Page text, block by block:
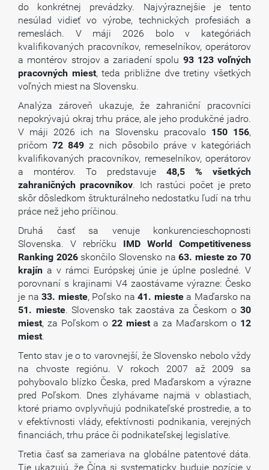
do konkrétnej prevádzky. Najvýraznejšie je tento
nesúlad vidieť vo výrobe, technických profesiách a
remeslách. V máji 2026 bolo v kategóriách
kvalifikovaných pracovníkov, remeselníkov, operátorov
a montérov strojov a zariadení spolu 93 123 voľných
pracovných miest, teda približne dve tretiny všetkých
voľných miest na Slovensku.
Analýza zároveň ukazuje, že zahraniční pracovníci
nepokrývajú okraj trhu práce, ale jeho produkčné jadro.
V máji 2026 ich na Slovensku pracovalo 150 156,
pričom72 849 z nich pôsobilo práve v kategóriách
kvalifikovaných pracovníkov, remeselníkov, operátorov
a montérov. To predstavuje 48,5 % všetkých
zahraničných pracovníkov. Ich rastúci počet je preto
skôr dôsledkom štrukturálneho nedostatku ľudí na trhu
práce než jeho príčinou.
Druhá časť sa venuje konkurencieschopnosti
Slovenska. V rebríčku IMD World Competitiveness
Ranking 2026skončilo Slovensko na63. mieste zo 70
krajín a v rámci Európskej únie je úplne posledné. V
porovnaní s krajinami V4 zaostávame výrazne: Česko
je na 33. mieste, Poľsko na 41. miestea Maďarsko na
51. mieste. Slovensko tak zaostáva za Českom o 30
miest, za Poľskom o 22 miesta za Maďarskom o 12
miest.
Tento stav je o to varovnejší, že Slovensko nebolo vždy
na chvoste regiónu. V rokoch 2007 až 2009 sa
pohybovalo blízko Česka, pred Maďarskom a výrazne
pred Poľskom. Dnes zlyhávame najmä v oblastiach,
ktoré priamo ovplyvňujú podnikateľské prostredie, a to
v efektívnosti vlády, efektívnosti podnikania, verejných
financiách, trhu práce či podnikateľskej legislatíve.
Tretia časť sa zameriava na globálne patentové dáta.
Tie ukazujú, že Čína si systematicky buduje pozície v